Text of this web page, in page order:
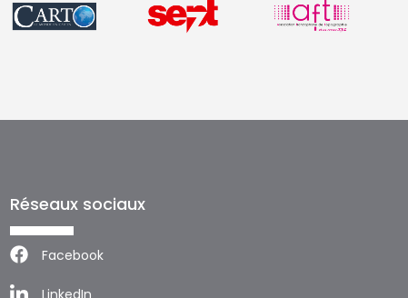
Réseaux sociaux
Facebook